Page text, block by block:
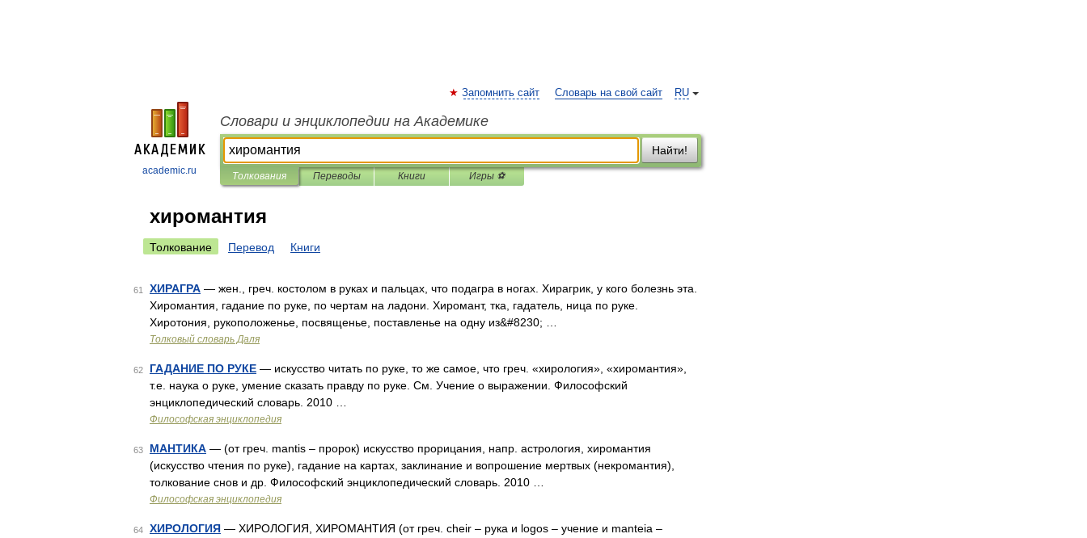
academic.ru
RU
Запомнить сайт Словарь на свой сайт
Словари и энциклопедии на Академике
Найти!
Толкования Переводы Книги Игры ⚽
хиромантия
Толкование Перевод Книги
61 ХИРАГРА — жен., греч. костолом в руках и пальцах, что подагра в ногах. Хирагрик, у кого болезнь эта.
Хиромантия, гадание по руке, по чертам на ладони. Хиромант, тка, гадатель, ница по руке.
Хиротония, рукоположенье, посвященье, поставленье на одну из&#8230; …
Толковый словарь Даля
62 ГАДАНИЕ ПО РУКЕ — искусство читать по руке, то же самое, что греч. «хирология», «хиромантия»,
т.е. наука о руке, умение сказать правду по руке. См. Учение о выражении. Философский
энциклопедический словарь. 2010 …
Философская энциклопедия
63 МАНТИКА — (от греч. mantis – пророк) искусство прорицания, напр. астрология, хиромантия
(искусство чтения по руке), гадание на картах, заклинание и вопрошение мертвых (некромантия),
толкование снов и др. Философский энциклопедический словарь. 2010 …
Философская энциклопедия
64 ХИРОЛОГИЯ — ХИРОЛОГИЯ, ХИРОМАНТИЯ (от греч. cheir – рука и logos – учение и manteia –